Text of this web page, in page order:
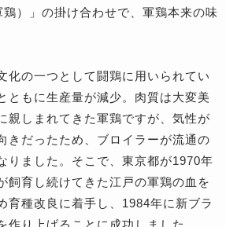
）」の掛け合わせで、軍鶏本来の味
化の一つとして闘鶏に用いられてい
ともに生産量が減少。肉質は大変美
親しまれてきた軍鶏ですが、気性が
きだったため、ブロイラーが流通の
りました。そこで、東京都が1970年
飼育し続けてきた江戸の軍鶏の血を
育種改良に着手し、1984年に新ブラ